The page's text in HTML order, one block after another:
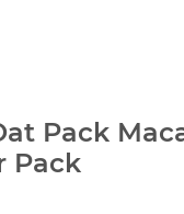
Pack
Pack